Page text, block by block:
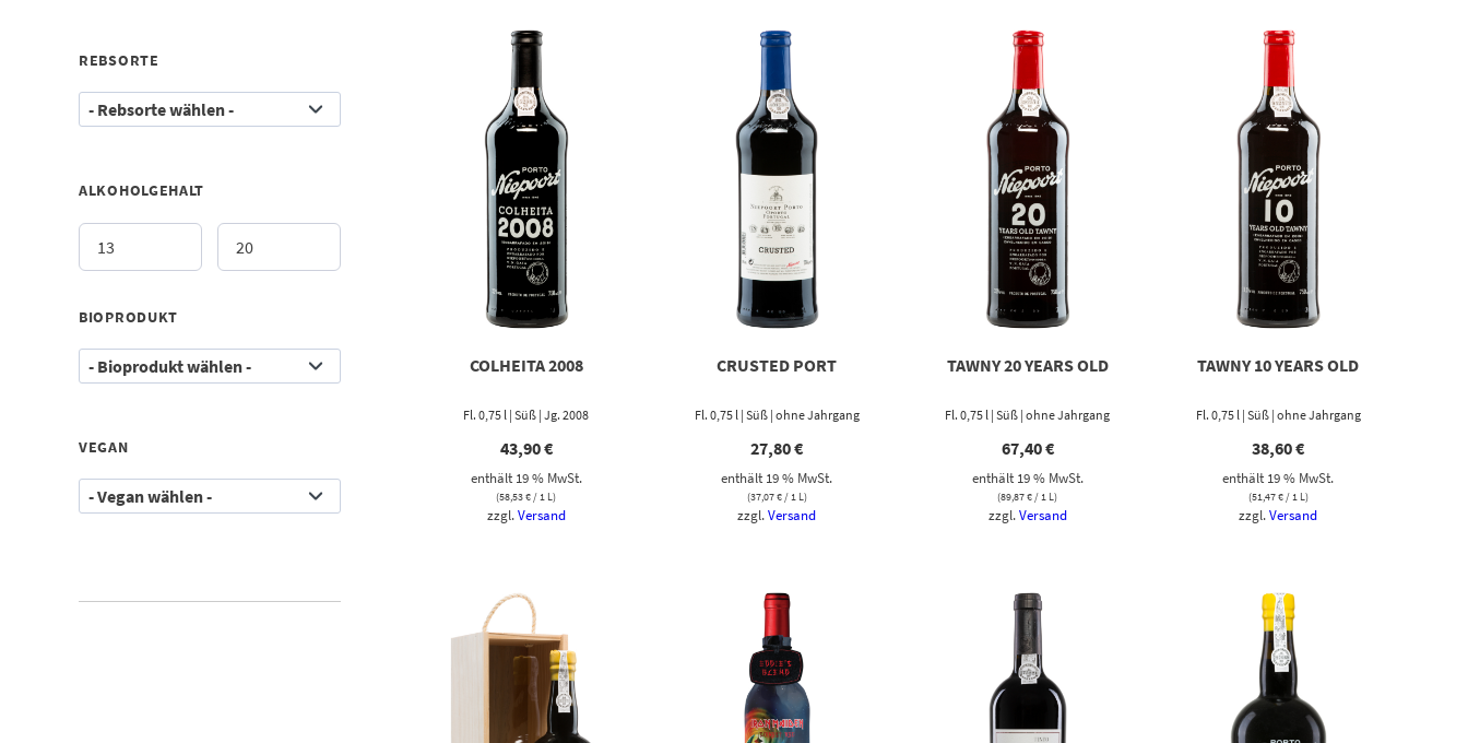
COLHEITA 2008
Fl. 0,75 l | Süß | Jg. 2008
43,90€
enthält 19 % MwSt.
(58,53€/ 1 L)
zzgl.Versand
CRUSTED PORT
Fl. 0,75 l | Süß | ohne Jahrgang
27,80€
enthält 19 % MwSt.
(37,07€/ 1 L)
zzgl.Versand
TAWNY 20 YEARS OLD
Fl. 0,75 l | Süß | ohne Jahrgang
67,40€
enthält 19 % MwSt.
(89,87€/ 1 L)
zzgl.Versand
TAWNY 10 YEARS OLD
Fl. 0,75 l | Süß | ohne Jahrgang
38,60€
enthält 19 % MwSt.
(51,47€/ 1 L)
zzgl.Versand
REBSORTE
ALKOHOLGEHALT
BIOPRODUKT
VEGAN